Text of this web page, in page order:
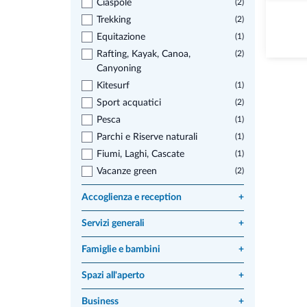
Ciaspole (2)
Trekking (2)
Equitazione (1)
Rafting, Kayak, Canoa,
Canyoning
(2)
Kitesurf (1)
Sport acquatici (2)
Pesca (1)
Parchi e Riserve naturali (1)
Fiumi, Laghi, Cascate (1)
Vacanze green (2)
Accoglienza e reception +
Servizi generali +
Famiglie e bambini +
Spazi all'aperto +
Business +